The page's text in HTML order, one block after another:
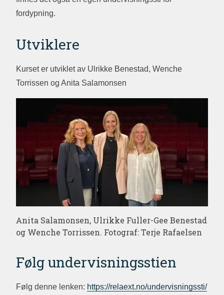
fordypning.
Utviklere
Kurset er utviklet av Ulrikke Benestad, Wenche
Torrissen og Anita Salamonsen
Anita Salamonsen, Ulrikke Fuller-Gee Benestad
og Wenche Torrissen. Fotograf: Terje Rafaelsen
Følg undervisningsstien
Følg denne lenken: https://relaext.no/undervisningssti/